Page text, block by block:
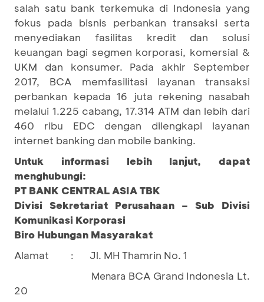
salah satu bank terkemuka di Indonesia yang
fokus pada bisnis perbankan transaksi serta
menyediakan fasilitas kredit dan solusi
keuangan bagi segmen korporasi, komersial &
UKM dan konsumer. Pada akhir September
2017, BCA memfasilitasi layanan transaksi
perbankan kepada 16 juta rekening nasabah
melalui 1.225 cabang, 17.314 ATM dan lebih dari
460 ribu EDC dengan dilengkapi layanan
internet banking dan mobile banking.
Untuk informasi lebih lanjut, dapat
menghubungi:
PT BANK CENTRAL ASIA TBK
Divisi Sekretariat Perusahaan – Sub Divisi
Komunikasi Korporasi
Biro Hubungan Masyarakat
Alamat
: Jl. MH Thamrin No. 1
Menara BCA Grand Indonesia Lt.
20